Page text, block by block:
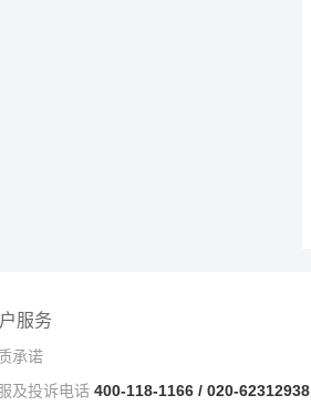
服务
承诺
及投诉电话 400-118-1166 / 020-62312938